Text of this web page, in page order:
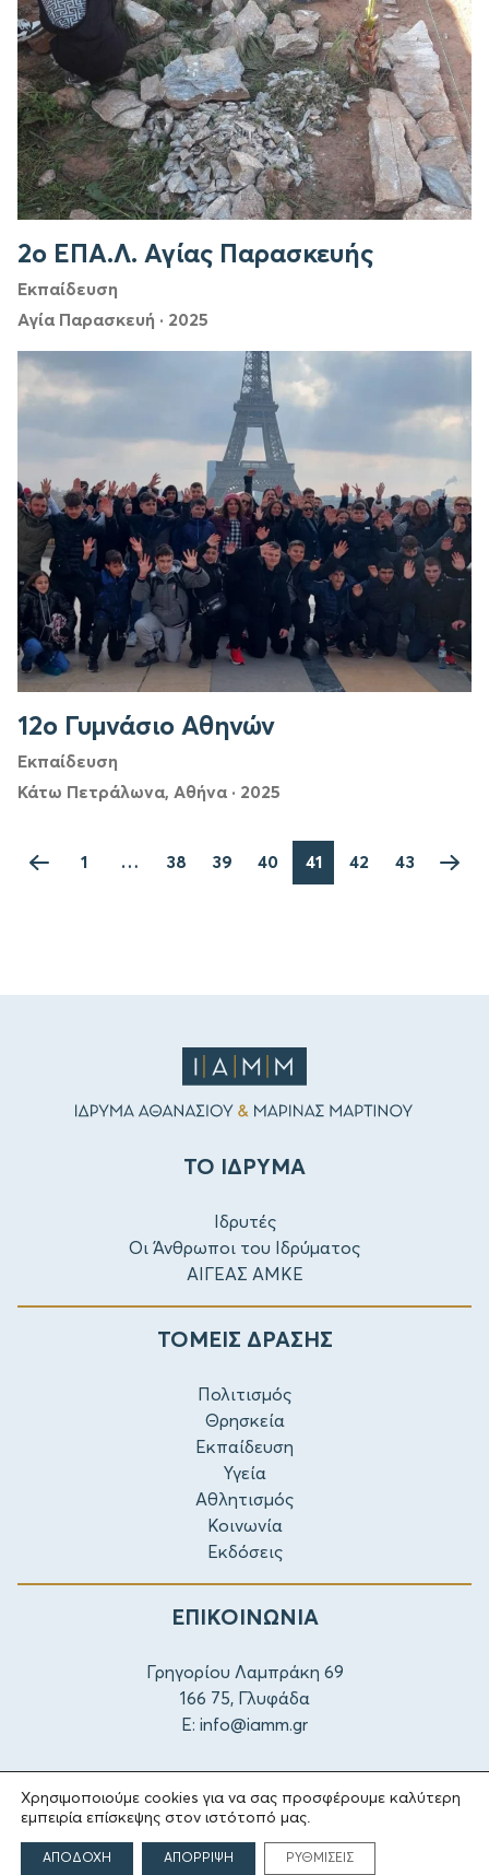
2ο ΕΠΑ.Λ. Αγίας Παρασκευής
Εκπαίδευση
Αγία Παρασκευή · 2025
12ο Γυμνάσιο Αθηνών
Εκπαίδευση
Κάτω Πετράλωνα, Αθήνα · 2025
1 … 38 39 40 41 42 43
ΤΟ ΙΔΡΥΜΑ
Ιδρυτές
Οι Άνθρωποι του Ιδρύματος
ΑΙΓΕΑΣ ΑΜΚΕ
ΤΟΜΕΙΣ ΔΡΑΣΗΣ
Πολιτισμός
Θρησκεία
Εκπαίδευση
Υγεία
Αθλητισμός
Κοινωνία
Εκδόσεις
ΕΠΙΚΟΙΝΩΝΙΑ
Γρηγορίου Λαμπράκη 69
166 75, Γλυφάδα
E: info@iamm.gr
Ρυθμίσεις Cookies
© 2026 Κοινωφελές Ίδρυμα Α. & Μ. Μαρτίνου
Χρησιμοποιούμε cookies για να σας προσφέρουμε καλύτερη
εμπειρία επίσκεψης στον ιστότοπό μας.
ΑΠΟΔΟΧΗ ΑΠΟΡΡΙΨΗ ΡΥΘΜΙΣΕΙΣ